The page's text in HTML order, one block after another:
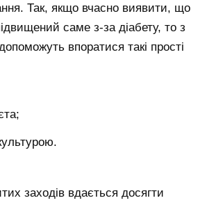
Так, якщо вчасно виявити, що
саме з-за діабету, то з
впоратися такі прості
заходів вдається досягти